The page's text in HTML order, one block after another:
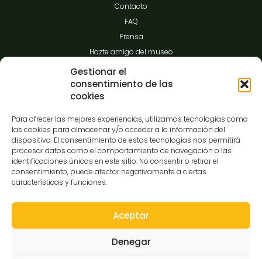
Gestionar el
consentimiento de las
cookies
Para ofrecer las mejores experiencias, utilizamos tecnologías como
las cookies para almacenar y/o acceder a la información del
dispositivo. El consentimiento de estas tecnologías nos permitirá
procesar datos como el comportamiento de navegación o las
identificaciones únicas en este sitio. No consentir o retirar el
consentimiento, puede afectar negativamente a ciertas
características y funciones.
Aceptar
Denegar
Contacto
FAQ
Prensa
Hazte amigo del museo
Transparencia
C/Gibraltar,14
37008-Salamanca